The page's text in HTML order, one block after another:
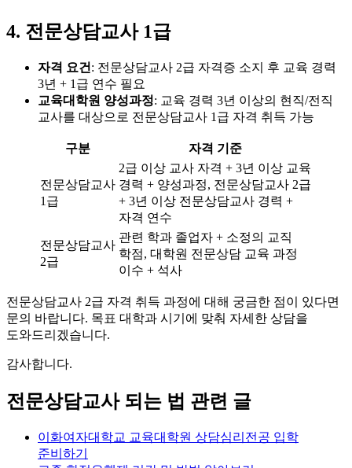
4. 전문상담교사 1급
자격 요건 : 전문상담교사 2급 자격증 소지 후 교육 경력
3년 + 1급 연수 필요
교육대학원 양성과정: 교육 경력 3년 이상의 현직/전직
교사를 대상으로 전문상담교사 1급 자격 취득 가능
구분 자격 기준
전문상담교사
1급
2급 이상 교사 자격 + 3년 이상 교육
경력 + 양성과정, 전문상담교사 2급
+ 3년 이상 전문상담교사 경력 +
자격 연수
전문상담교사
2급
관련 학과 졸업자 + 소정의 교직
학점, 대학원 전문상담 교육 과정
이수 + 석사
전문상담교사 2급 자격 취득 과정에 대해 궁금한 점이 있다면
문의 바랍니다. 목표 대학과 시기에 맞춰 자세한 상담을
도와드리겠습니다.
감사합니다.
전문상담교사 되는 법 관련 글
이화여자대학교 교육대학원 상담심리전공 입학
준비하기